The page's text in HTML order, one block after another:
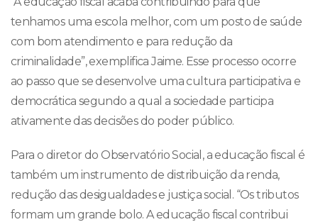
tenhamos uma escola melhor, com um posto de saúde
com bom atendimento e para redução da
criminalidade”, exemplifica Jaime. Esse processo ocorre
ao passo que se desenvolve uma cultura participativa e
democrática segundo a qual a sociedade participa
ativamente das decisões do poder público.
Para o diretor do Observatório Social, a educação fiscal é
também um instrumento de distribuição da renda,
redução das desigualdades e justiça social. “Os tributos
formam um grande bolo. A educação fiscal contribui